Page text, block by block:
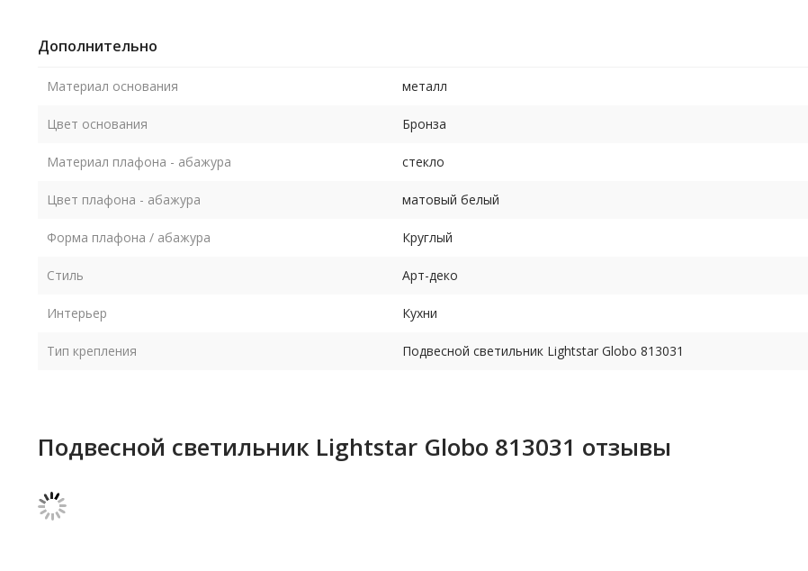
Дополнительно
Материал основания металл
Цвет основания Бронза
Материал плафона - абажура стекло
Цвет плафона - абажура матовый белый
Форма плафона / абажура Круглый
Стиль Арт-деко
Интерьер Кухни
Тип крепления Подвесной светильник Lightstar Globo 813031
Подвесной светильник Lightstar Globo 813031 отзывы